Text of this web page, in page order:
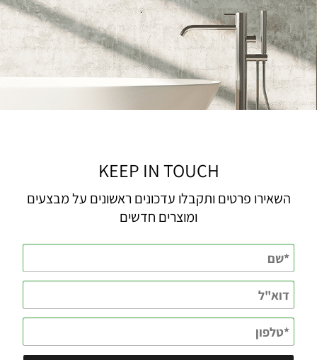
KEEP IN TOUCH
השאירו פרטים ותקבלו עדכונים ראשונים על מבצעים
ומוצרים חדשים